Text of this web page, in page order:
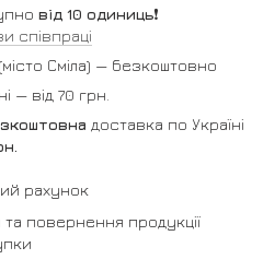
від 10 одиниць❗️
співпраці
Сміла) — безкоштовно
— від 70 грн.
доставка по Україні
рахунок
повернення продукції